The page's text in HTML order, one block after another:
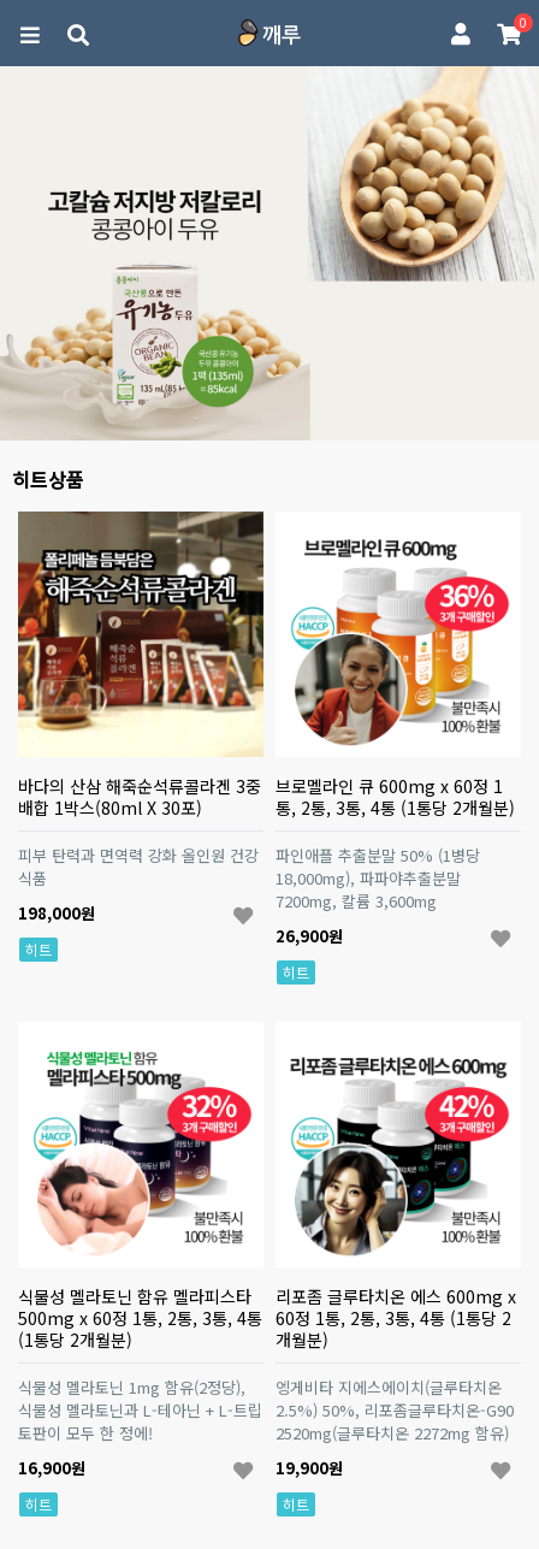
0
히트상품
바다의 산삼 해죽순석류콜라겐 3중
배합 1박스(80ml X 30포)
피부 탄력과 면역력 강화 올인원 건강
식품
198,000원
히트
브로멜라인 큐 600mg x 60정 1
통, 2통, 3통, 4통 (1통당 2개월분)
파인애플 추출분말 50% (1병당
18,000mg), 파파야추출분말
7200mg, 칼륨 3,600mg
26,900원
히트
식물성 멜라토닌 함유 멜라피스타
500mg x 60정 1통, 2통, 3통, 4통
(1통당 2개월분)
식물성 멜라토닌 1mg 함유(2정당),
식물성 멜라토닌과 L-테아닌 + L-트립
토판이 모두 한 정에!
16,900원
히트
리포좀 글루타치온 에스 600mg x
60정 1통, 2통, 3통, 4통 (1통당 2
개월분)
엥게비타 지에스에이치(글루타치온
2.5%) 50%, 리포좀글루타치온-G90
2520mg(글루타치온 2272mg 함유)
19,900원
히트